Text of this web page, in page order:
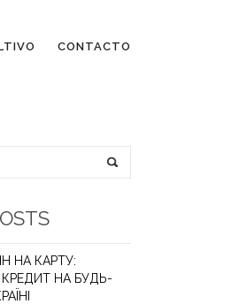
CONTACTO
НА КАРТУ:
НА БУДЬ-